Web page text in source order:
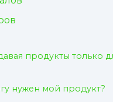
продукты только
нужен мой продукт?